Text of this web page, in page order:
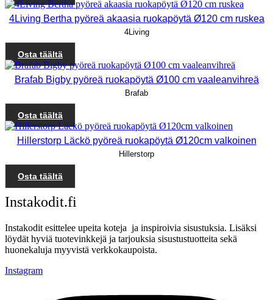
4Living Bertha pyöreä akaasia ruokapöytä Ø120 cm ruskea
4Living
Osta täältä
Brafab Bigby pyöreä ruokapöytä Ø100 cm vaaleanvihreä
Brafab
Osta täältä
Hillerstorp Läckö pyöreä ruokapöytä Ø120cm valkoinen
Hillerstorp
Osta täältä
Instakodit.fi
Instakodit esittelee upeita koteja ja inspiroivia sisustuksia. Lisäksi
löydät hyviä tuotevinkkejä ja tarjouksia sisustustuotteita sekä
huonekaluja myyvistä verkkokaupoista.
Instagram